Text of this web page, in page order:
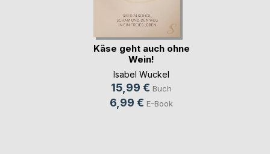
Käse geht auch ohne
Wein!
Isabel Wuckel
15,99 € Buch
6,99 € E-Book